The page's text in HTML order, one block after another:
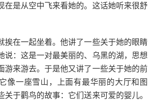
在是从空中飞来看她的。这话她听来很舒
在一起坐着。他讲了一些关于她的眼睛
说：这是一对最美丽的、乌黑的湖，思想
游来游去。于是他又讲了一些关于她的前
像一座雪山，上面有最华丽的大厅和图
关于鹳鸟的故事：它们送来可爱的婴儿。